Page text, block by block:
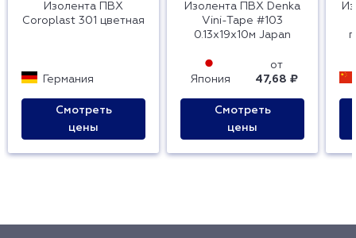
Изолента ПВХ
Coroplast 301 цветная
Германия
Смотреть
цены
Изолента ПВХ Denka
Vini-Tape #103
0.13х19х10м Japan
Япония
от
47,68 ₽
Смотреть
цены